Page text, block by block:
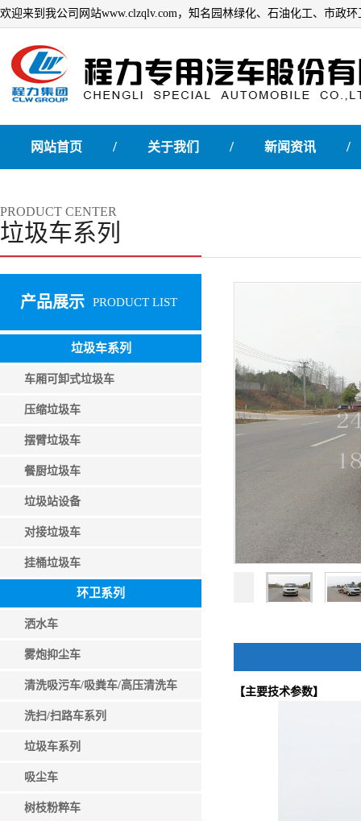
欢迎来到我公司网站www.clzqlv.com，知名园林绿化、石油化工、市政
网站首页 / 关于我们 / 新闻资讯 /
PRODUCT CENTER
垃圾车系列
产品展示 PRODUCT LIST
垃圾车系列
车厢可卸式垃圾车
压缩垃圾车
摆臂垃圾车
餐厨垃圾车
垃圾站设备
对接垃圾车
挂桶垃圾车
环卫系列
洒水车
雾炮抑尘车
清洗吸污车/吸粪车/高压清洗车
洗扫/扫路车系列
垃圾车系列
吸尘车
树枝粉粹车
【主要技术参数】